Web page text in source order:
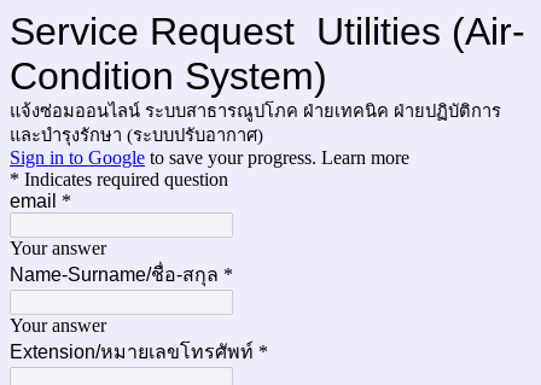
Service Request Utilities (Air-
Condition System)
แจ้งซ่อมออนไลน์ ระบบสาธารณูปโภค ฝ่ายเทคนิค ฝ่ายปฏิบัติการ
และบำรุงรักษา (ระบบปรับอากาศ)
Sign in to Google to save your progress. Learn more
* Indicates required question
email *
Your answer
Name-Surname/ชื่อ-สกุล *
Your answer
Extension/หมายเลขโทรศัพท์ *